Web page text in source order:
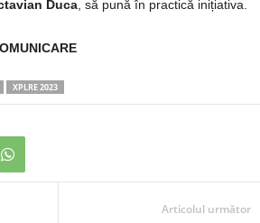
Duca, să pună în practică inițiativa.
XPLRE 2023
Articolul următor